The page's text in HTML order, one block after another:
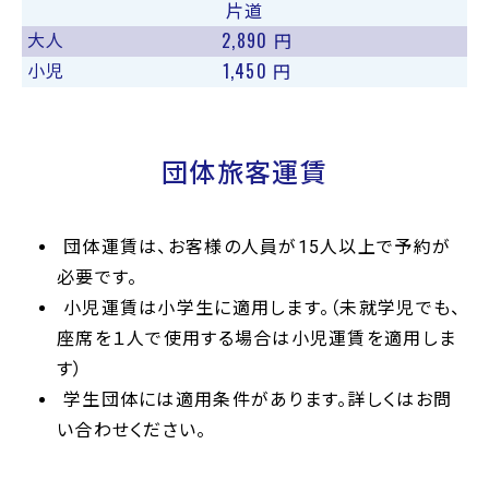
片道
大人
2,890 円
小児
1,450 円
団体旅客運賃
団体運賃は、お客様の人員が15人以上で予約が
必要です。
小児運賃は小学生に適用します。（未就学児でも、
座席を１人で使用する場合は小児運賃を適用しま
す）
学生団体には適用条件があります。詳しくはお問
い合わせください。